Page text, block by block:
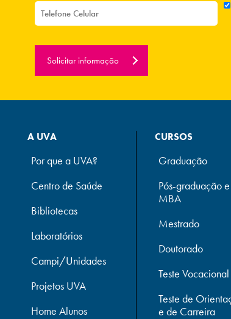
Solicitar informação
A UVA
Por que a UVA?
Centro de Saúde
Bibliotecas
Laboratórios
Campi/Unidades
Projetos UVA
Home Alunos
CURSOS
Graduação
Pós-graduação e
MBA
Mestrado
Doutorado
Teste Vocacional
Teste de
e de Carreira